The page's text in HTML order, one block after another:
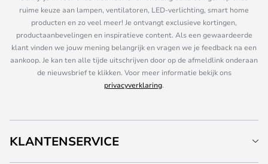
ruime keuze aan lampen, ventilatoren, LED-verlichting, smart home
producten en zo veel meer! Je ontvangt exclusieve kortingen,
productaanbevelingen en inspiratieve content. Als een gewaardeerde
klant vinden we jouw mening belangrijk en vragen we je feedback na een
aankoop. Je kan ten alle tijde uitschrijven door op de afmeldlink onderaan
de nieuwsbrief te klikken. Voor meer informatie bekijk ons
privacyverklaring.
KLANTENSERVICE